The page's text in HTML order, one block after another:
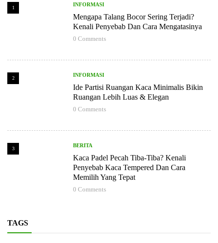
1
INFORMASI
Mengapa Talang Bocor Sering Terjadi?
Kenali Penyebab Dan Cara Mengatasinya
0 Comments
2
INFORMASI
Ide Partisi Ruangan Kaca Minimalis Bikin
Ruangan Lebih Luas & Elegan
0 Comments
3
BERITA
Kaca Padel Pecah Tiba-Tiba? Kenali
Penyebab Kaca Tempered Dan Cara
Memilih Yang Tepat
0 Comments
TAGS